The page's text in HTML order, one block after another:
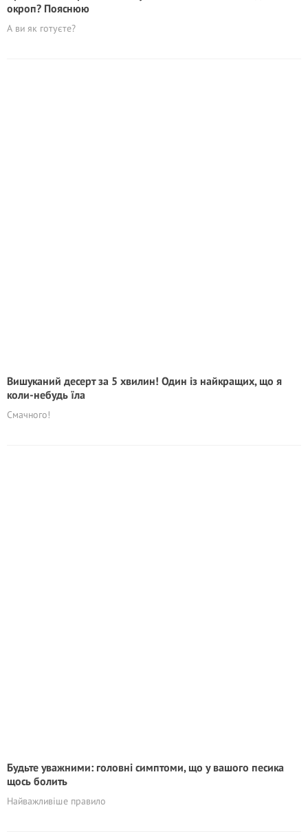
окроп? Пояснюю
А ви як готуєте?
Вишуканий десерт за 5 хвилин! Один із найкращих, що я
коли-небудь їла
Смачного!
Будьте уважними: головні симптоми, що у вашого песика
щось болить
Найважливіше правило